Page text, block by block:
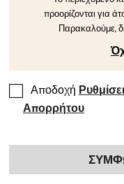
προορίζονται για
Παρακαλούμε,
Αποδοχή
Απορρήτου